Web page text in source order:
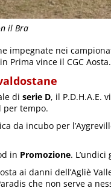
il Bra
impegnate nei
Prima vince il CGC
di serie D, il P.D.H.A.E.
per tempo.
da incubo per
in Promozione.
ai danni dell’Agliè
che non serve a